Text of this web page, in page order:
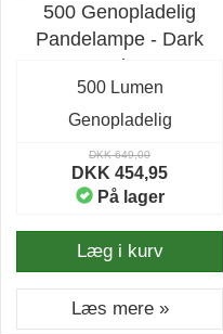
500 Genopladelig
Pandelampe - Dark
Patina
500 Lumen
Genopladelig
DKK 649,00
DKK 454,95
På lager
Læg i kurv
Læs mere »